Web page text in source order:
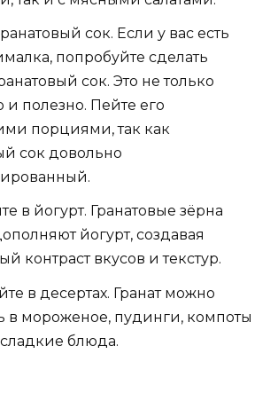
сок. Если у вас есть
попробуйте сделать
сок. Это не только
и полезно. Пейте его
порциями, так как
сок довольно
в йогурт. Гранатовые зёрна
йогурт, создавая
контраст вкусов и текстур.
в десертах. Гранат можно
в мороженое, пудинги, компоты
блюда.